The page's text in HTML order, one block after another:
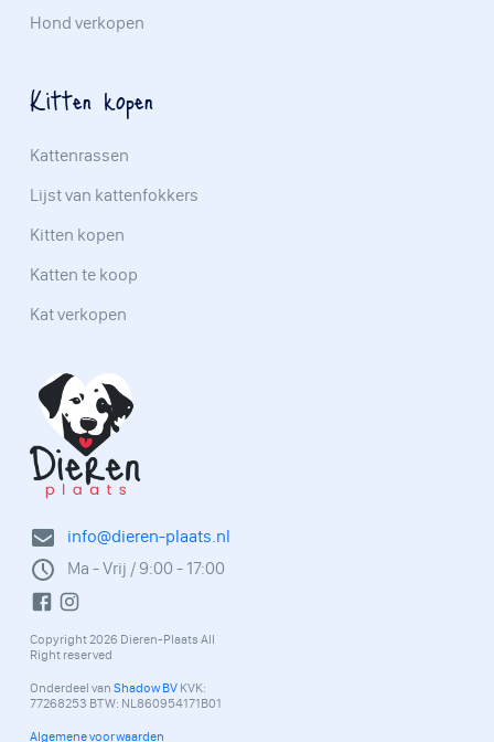
info@dieren-plaats.nl
Ma - Vrij / 9:00 - 17:00
Copyright 2026 Dieren-Plaats All
Right reserved
Onderdeel van Shadow BV KVK:
77268253 BTW: NL860954171B01
Algemene voorwaarden
Hond verkopen
Kitten kopen
Kattenrassen
Lijst van kattenfokkers
Kitten kopen
Katten te koop
Kat verkopen